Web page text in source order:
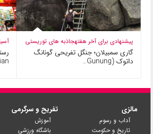
پیشنهادی برای آخر هفتهجاذبه های توریستی
گاری سمبیلان؛ جنگل تفریحی گونانگ
داتوک (Gunung…
مالزی
آداب و رسوم
تاریخ و حکومت
تفریح و سرگرمی
آموزش
باشگاه ورزشی